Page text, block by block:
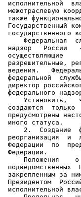
исполнительной
межотраслевую
также
Государственный
государственного
Федеральная
надзор   России
осуществляющие
разрешительные,
ведения.
федеральной
директор
федерального
Установить,
создаются
предусмотрены
иного статуса.
2.  Создание
реорганизация  и
Федерации  по
Федерации.
Положения
подведомственных
закрепленным за
Президентом
исполнительной